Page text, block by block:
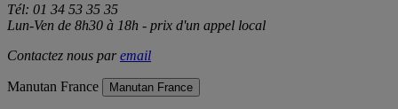
Tél: 01 34 53 35 35
Lun-Ven de 8h30 à 18h - prix d'un appel local
Contactez nous paremail
Manutan France Manutan France